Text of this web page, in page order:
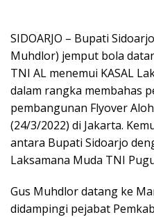
SIDOARJO – Bupati
Muhdlor) jemput bola
TNI AL menemui KASAL
dalam rangka membahas
pembangunan Flyover
(24/3/2022) di Jakarta.
antara Bupati Sidoarjo
Laksamana Muda TNI
Gus Muhdlor datang ke
didampingi pejabat